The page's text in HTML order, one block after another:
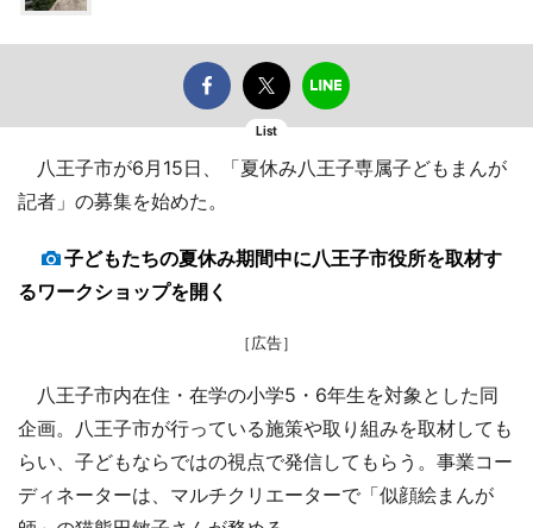
List
八王子市が6月15日、「夏休み八王子専属子どもまんが
記者」の募集を始めた。
子どもたちの夏休み期間中に八王子市役所を取材す
るワークショップを開く
［広告］
八王子市内在住・在学の小学5・6年生を対象とした同
企画。八王子市が行っている施策や取り組みを取材しても
らい、子どもならではの視点で発信してもらう。事業コー
ディネーターは、マルチクリエーターで「似顔絵まんが